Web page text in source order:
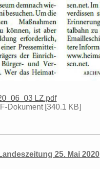
LZ.pdf
Dokument [340.1 KB]
25. Mai 2020